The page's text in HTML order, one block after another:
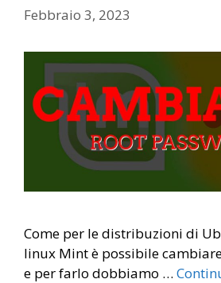
Febbraio 3, 2023
Come per le distribuzioni di
linux Mint è possibile
e per farlo dobbiamo …